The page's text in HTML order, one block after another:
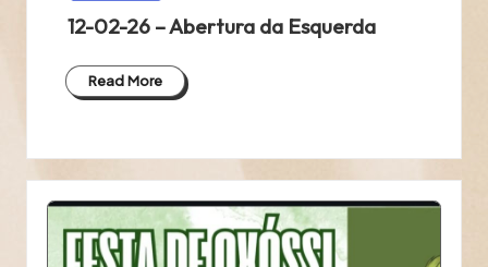
12-02-26 – Abertura da Esquerda
Read More